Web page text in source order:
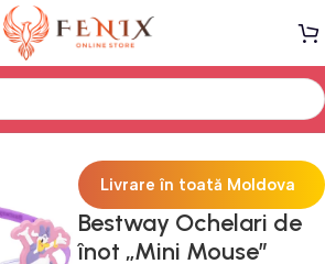
Accesorii înot
Livrare în toată Moldova
Bestway Ochelari de
înot „Mini Mouse”